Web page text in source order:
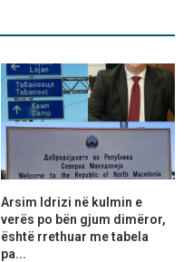
Arsim Idrizi në kulmin e
verës po bën gjum dimëror,
është rrethuar me tabela
pa...